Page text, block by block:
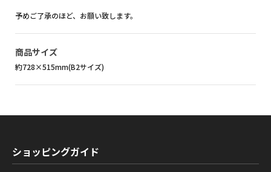
予めご了承のほど、お願い致します。
商品サイズ
約728×515mm(B2サイズ)
ショッピングガイド